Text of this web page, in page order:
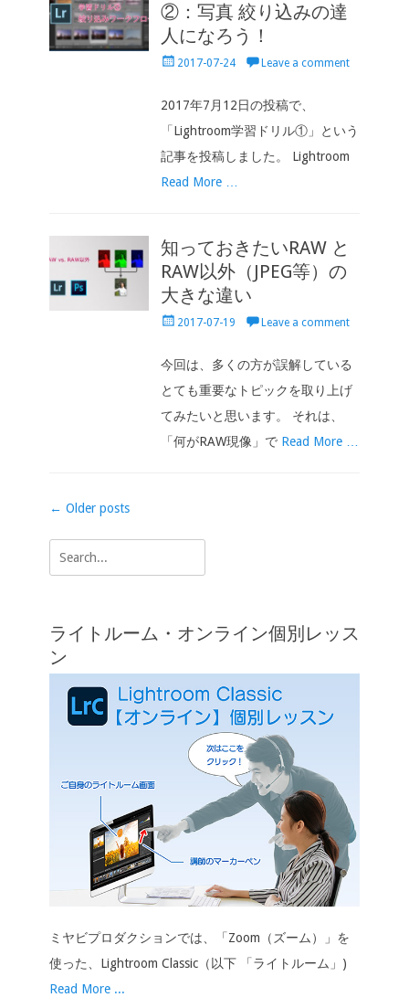
②：写真 絞り込みの達
人になろう！
Posted2017-07-24 Leave a comment
2017年7月12日の投稿で、
「Lightroom学習ドリル①」という
記事を投稿しました。 Lightroom
Read More …
知っておきたいRAW と
RAW以外（JPEG等）の
大きな違い
Posted2017-07-19 Leave a comment
今回は、多くの方が誤解している
とても重要なトピックを取り上げ
てみたいと思います。 それは、
「何がRAW現像」で Read More …
Post
← Older posts
Search
for:
ライトルーム・オンライン個別レッス
ン
ミヤビプロダクションでは、「Zoom（ズーム）」を
使った、Lightroom Classic（以下 「ライトルーム」)
Read More ...